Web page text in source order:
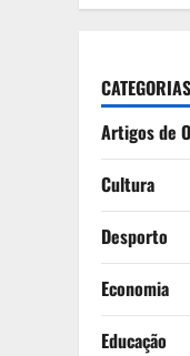
CATEGORIAS
Artigos de
Cultura
Desporto
Economia
Educação